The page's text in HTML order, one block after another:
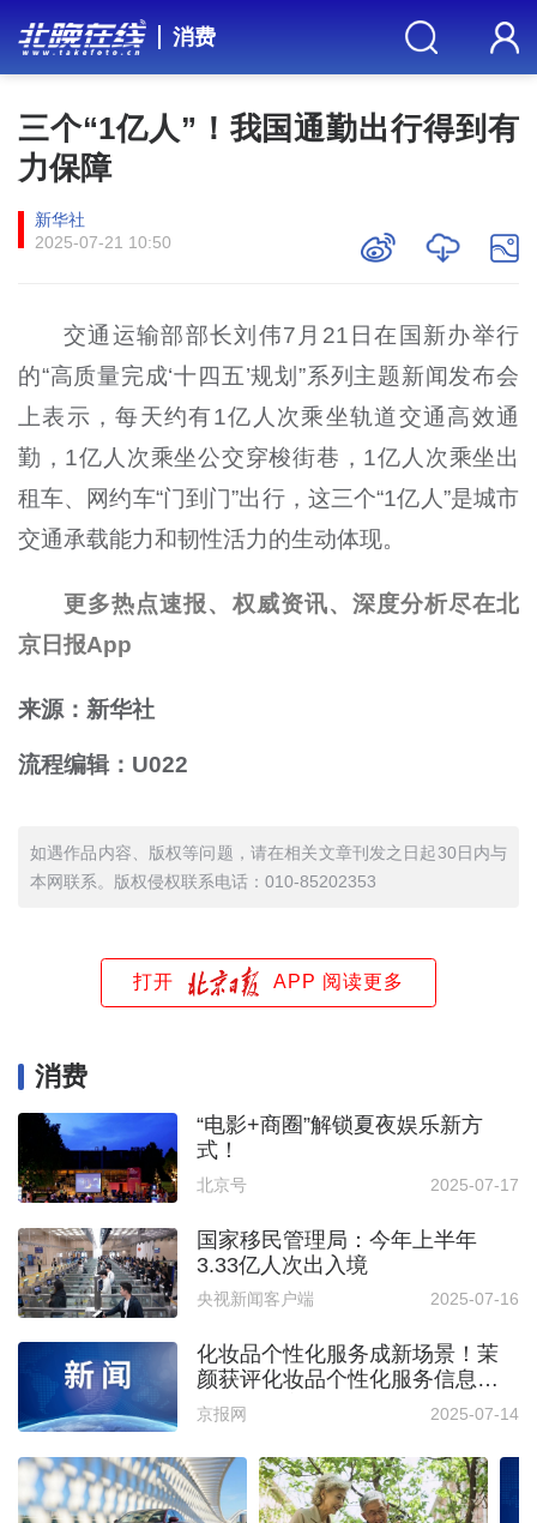
消费
三个“1亿人”！我国通勤出行得到有
力保障
新华社
2025-07-21 10:50
交通运输部部长刘伟7月21日在国新办举行
的“高质量完成‘十四五’规划”系列主题新闻发布会
上表示，每天约有1亿人次乘坐轨道交通高效通
勤，1亿人次乘坐公交穿梭街巷，1亿人次乘坐出
租车、网约车“门到门”出行，这三个“1亿人”是城市
交通承载能力和韧性活力的生动体现。
更多热点速报、权威资讯、深度分析尽在北
京日报App
来源：新华社
流程编辑：U022
如遇作品内容、版权等问题，请在相关文章刊发之日起30日内与
本网联系。版权侵权联系电话：010-85202353
打开 APP 阅读更多
消费
“电影+商圈”解锁夏夜娱乐新方
式！
北京号 2025-07-17
国家移民管理局：今年上半年
3.33亿人次出入境
央视新闻客户端 2025-07-16
化妆品个性化服务成新场景！茉
颜获评化妆品个性化服务信息消
费体验中心
京报网 2025-07-14